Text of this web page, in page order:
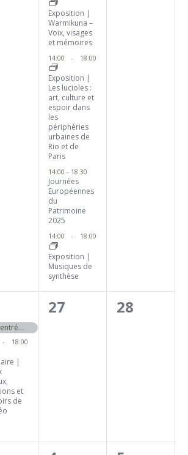
Exposition |
Warmikuna –
Voix, visages
et mémoires
14:00- 18:00
Exposition |
Les lucioles :
art, culture et
espoir dans
les
périphéries
urbaines de
Rio et de
Paris
14:00 - 18:30
Journées
Européennes
du
Patrimoine
2025
14:00- 18:00
Exposition |
Musiques de
synthèse
Grand 8 | Paris 8 fête sa rentrée 2025
- 18:00
|
et
de
0
27
0
28